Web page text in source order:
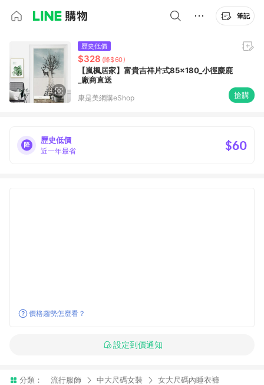
筆記
歷史低價
$328 (降$60)
【嵐楓居家】富貴吉祥片式85x180_小徑麋鹿
_廠商直送
康是美網購eShop 搶購
歷史低價
近一年最省 $60
價格趨勢怎麼看？
設定到價通知
分類： 流行服飾 中大尺碼女裝 女大尺碼內睡衣褲